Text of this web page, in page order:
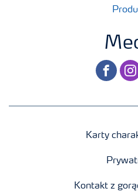
facebook
Karty
Kontakt z